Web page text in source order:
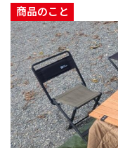
商品のこと